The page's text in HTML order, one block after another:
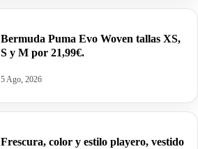
Bermuda Puma Evo Woven tallas XS,
S y M por 21,99€.
5 Ago, 2026
Frescura, color y estilo playero, vestido